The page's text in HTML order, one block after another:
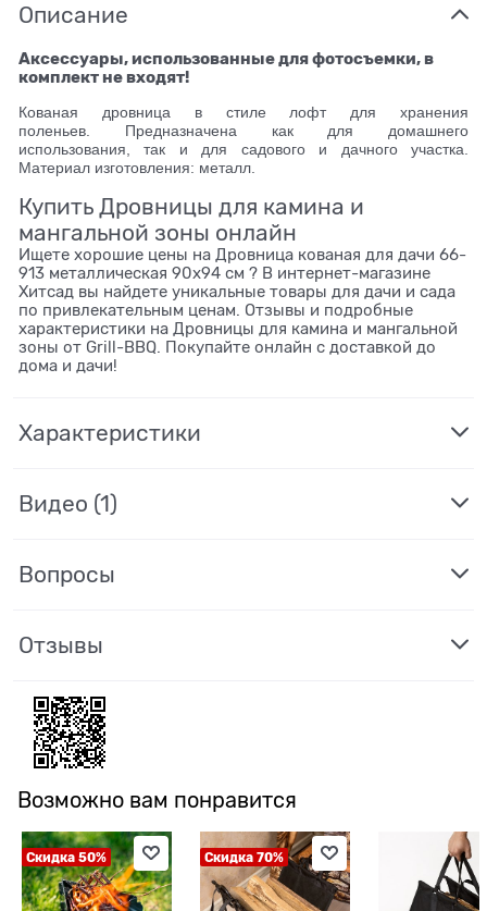
Описание
Аксессуары, использованные для фотосъемки, в
комплект не входят!
Кованая дровница в стиле лофт для хранения
поленьев. Предназначена как для домашнего
использования, так и для садового и дачного участка.
Материал изготовления: металл.
Купить Дровницы для камина и
мангальной зоны онлайн
Ищете хорошие цены на Дровница кованая для дачи 66-
913 металлическая 90х94 см ? В интернет-магазине
Хитсад вы найдете уникальные товары для дачи и сада
по привлекательным ценам. Отзывы и подробные
характеристики на Дровницы для камина и мангальной
зоны от Grill-BBQ. Покупайте онлайн с доставкой до
дома и дачи!
Характеристики
Видео (1)
Вопросы
Отзывы
Возможно вам понравится
Скидка 50% Скидка 70%